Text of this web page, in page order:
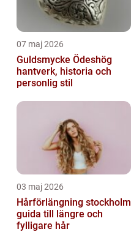
07 maj 2026
Guldsmycke Ödeshög
hantverk, historia och
personlig stil
03 maj 2026
Hårförlängning stockholm
guida till längre och
fylligare hår